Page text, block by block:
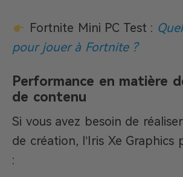
Fortnite Mini PC Test :
pour jouer à Fortnite ?
Performance en matière
de contenu
Si vous avez besoin de
de création, l’Iris Xe Graphics
: